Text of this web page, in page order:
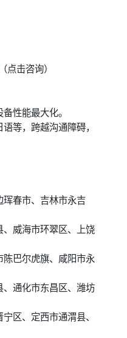
（点击咨询）
性能最大化。
等，跨越沟通障碍，
春市、吉林市永吉
威海市环翠区、上饶
巴尔虎旗、咸阳市永
通化市东昌区、潍坊
区、定西市通渭县、